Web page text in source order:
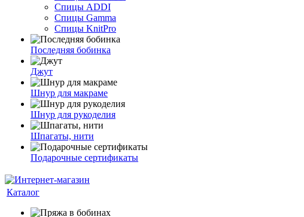
Спицы ADDI
Спицы Gamma
Спицы KnitPro
Последняя бобинка
Джут
Шнур для макраме
Шнур для рукоделия
Шпагаты, нити
Подарочные сертификаты
Каталог